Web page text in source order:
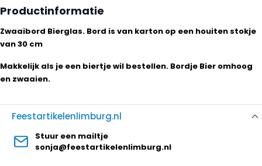
Productinformatie
Zwaaibord Bierglas. Bord is van karton op een houiten stokje
van 30 cm
Makkelijk als je een biertje wil bestellen. Bordje Bier omhoog
en zwaaien.
Feestartikelenlimburg.nl
Stuur een mailtje
sonja@feestartikelenlimburg.nl